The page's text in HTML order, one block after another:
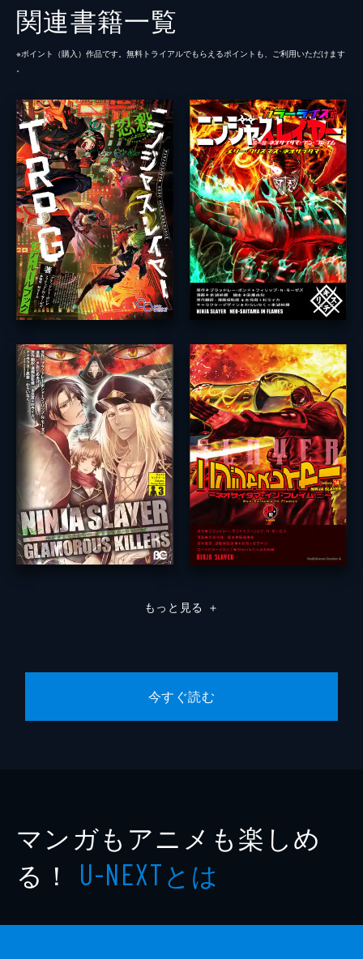
関連書籍一覧
※ポイント（購⼊）作品です。無料トライアルでもらえるポイントも、ご利⽤いただけます
。
もっと見る ＋
今すぐ読む
マンガもアニメも楽しめ
る！ U-NEXTとは